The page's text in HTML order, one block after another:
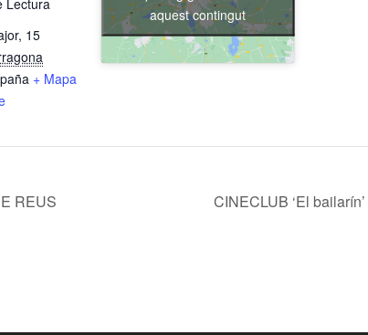
Lectura
15
+ Mapa
aquest contingut
REUS CINECLUB ‘El bailarín’